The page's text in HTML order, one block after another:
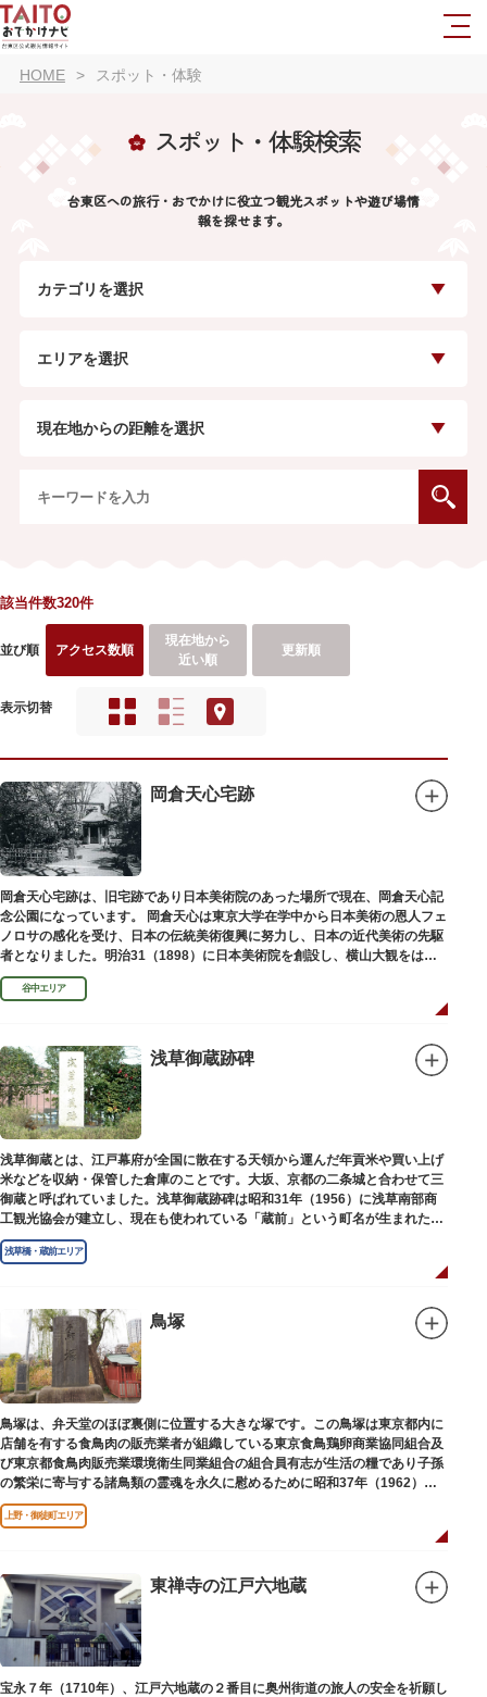
HOME スポット・体験
スポット・体験検索
台東区への旅行・おでかけに役立つ観光スポットや遊び場情
報を探せます。
カテゴリを選択
エリアを選択
現在地からの距離を選択
該当件数320件
並び順 アクセス数順
現在地から
近い順
更新順
表示切替
岡倉天心宅跡
岡倉天心宅跡は、旧宅跡であり日本美術院のあった場所で現在、岡倉天心記
念公園になっています。 岡倉天心は東京大学在学中から日本美術の恩人フェ
ノロサの感化を受け、日本の伝統美術復興に努力し、日本の近代美術の先駆
者となりました。明治31（1898）に日本美術院を創設し、横山大観をはじ
め優れた画家を世に送り出しました。
谷中エリア
浅草御蔵跡碑
浅草御蔵とは、江戸幕府が全国に散在する天領から運んだ年貢米や買い上げ
米などを収納・保管した倉庫のことです。大坂、京都の二条城と合わせて三
御蔵と呼ばれていました。浅草御蔵跡碑は昭和31年（1956）に浅草南部商
工観光協会が建立し、現在も使われている「蔵前」という町名が生まれたの
は昭和9年（1934）のことです。
浅草橋・蔵前エリア
鳥塚
鳥塚は、弁天堂のほぼ裏側に位置する大きな塚です。この鳥塚は東京都内に
店舗を有する食鳥肉の販売業者が組織している東京食鳥鶏卵商業協同組合及
び東京都食鳥肉販売業環境衛生同業組合の組合員有志が生活の糧であり子孫
の繁栄に寄与する諸鳥類の霊魂を永久に慰めるために昭和37年（1962）に
建立されました。
上野・御徒町エリア
東禅寺の江戸六地蔵
宝永７年（1710年）、江戸六地蔵の２番目に奥州街道の旅人の安全を祈願し